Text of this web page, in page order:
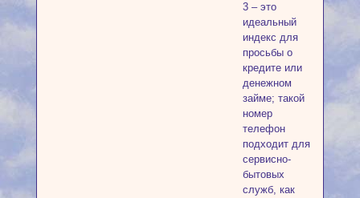
3 – это
идеальный
индекс для
просьбы о
кредите или
денежном
займе; такой
номер
телефон
подходит для
сервисно-
бытовых
служб, как